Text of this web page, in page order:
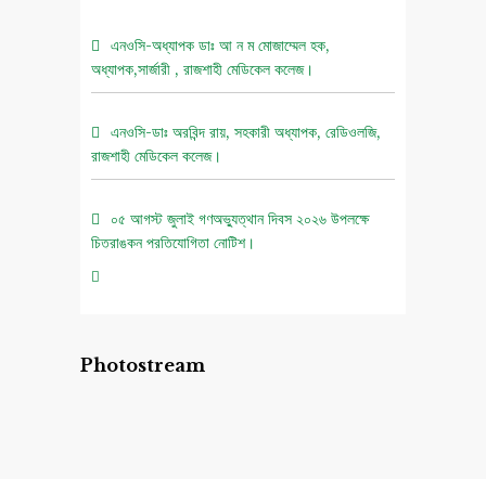
এনওসি-অধ্যাপক ডাঃ আ ন ম মোজাম্মেল হক,
অধ্যাপক,সার্জারী , রাজশাহী মেডিকেল কলেজ।
এনওসি-ডাঃ অরবিন্দ রায়, সহকারী অধ্যাপক, রেডিওলজি,
রাজশাহী মেডিকেল কলেজ।
০৫ আগস্ট জুলাই গণঅভ্যুত্থান দিবস ২০২৬ উপলক্ষে
চিত্রাঙ্কন প্রতিযোগিতা নোটিশ।
Photostream